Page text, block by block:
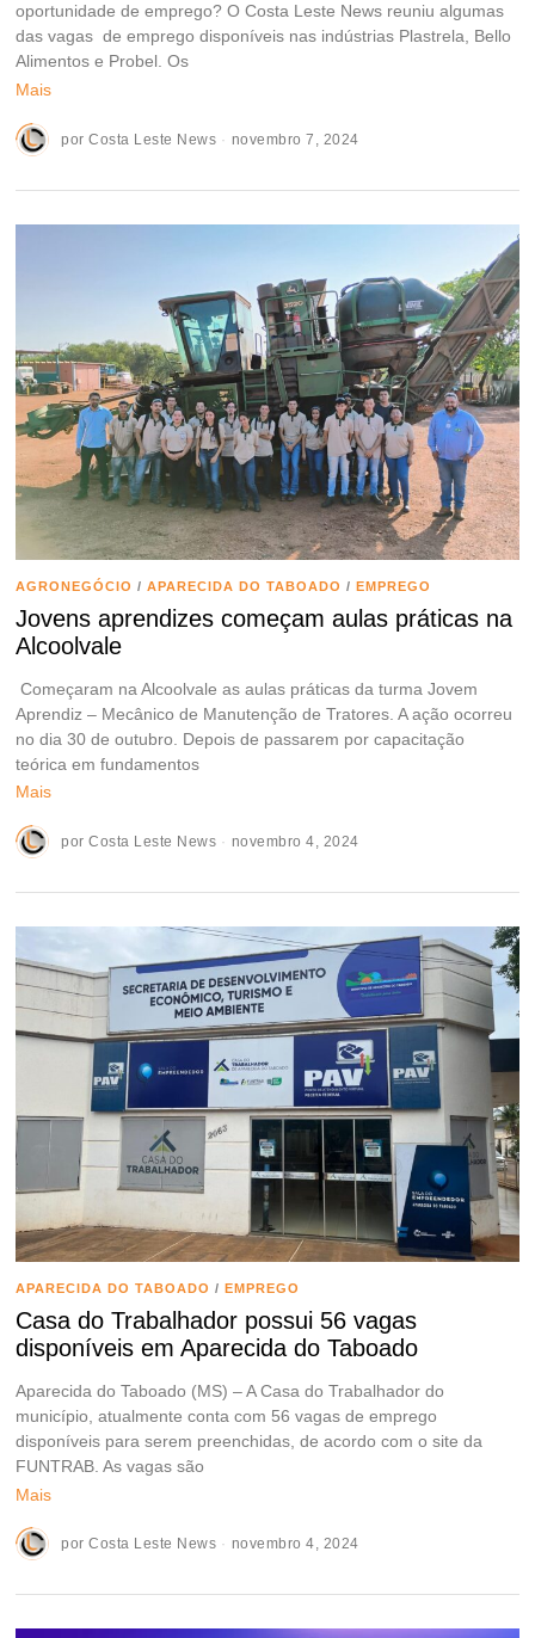
oportunidade de emprego? O Costa Leste News reuniu algumas
das vagas de emprego disponíveis nas indústrias Plastrela, Bello
Alimentos e Probel. Os
Mais
porCosta Leste News novembro 7, 2024
AGRONEGÓCIO / APARECIDA DO TABOADO / EMPREGO
Jovens aprendizes começam aulas práticas na
Alcoolvale
Começaram na Alcoolvale as aulas práticas da turma Jovem
Aprendiz – Mecânico de Manutenção de Tratores. A ação ocorreu
no dia 30 de outubro. Depois de passarem por capacitação
teórica em fundamentos
Mais
porCosta Leste News novembro 4, 2024
APARECIDA DO TABOADO / EMPREGO
Casa do Trabalhador possui 56 vagas
disponíveis em Aparecida do Taboado
Aparecida do Taboado (MS) – A Casa do Trabalhador do
município, atualmente conta com 56 vagas de emprego
disponíveis para serem preenchidas, de acordo com o site da
FUNTRAB. As vagas são
Mais
porCosta Leste News novembro 4, 2024